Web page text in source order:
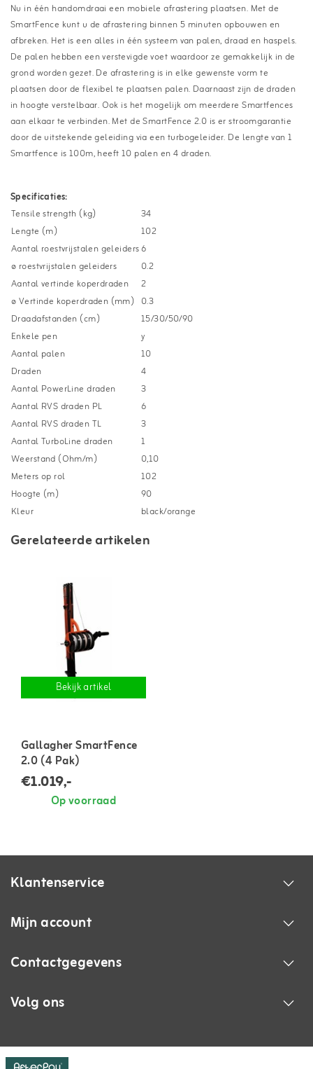
Nu in één handomdraai een mobiele afrastering plaatsen. Met de
SmartFence kunt u de afrastering binnen 5 minuten opbouwen en
afbreken. Het is een alles in één systeem van palen, draad en haspels.
De palen hebben een verstevigde voet waardoor ze gemakkelijk in de
grond worden gezet. De afrastering is in elke gewenste vorm te
plaatsen door de flexibel te plaatsen palen. Daarnaast zijn de draden
in hoogte verstelbaar. Ook is het mogelijk om meerdere Smartfences
aan elkaar te verbinden. Met de SmartFence 2.0 is er stroomgarantie
door de uitstekende geleiding via een turbogeleider. De lengte van 1
Smartfence is 100m, heeft 10 palen en 4 draden.
Specificaties:
Tensile strength (kg)
34
Lengte (m)
102
Aantal roestvrijstalen geleiders6
ø roestvrijstalen geleiders
0.2
Aantal vertinde koperdraden
2
ø Vertinde koperdraden (mm) 0.3
Draadafstanden (cm)
15/30/50/90
Enkele pen
y
Aantal palen
10
Draden
4
Aantal PowerLine draden
3
Aantal RVS draden PL
6
Aantal RVS draden TL
3
Aantal TurboLine draden
1
Weerstand (Ohm/m)
0,10
Meters op rol
102
Hoogte (m)
90
Kleur
black/orange
Gerelateerde artikelen
Bekijk artikel
Gallagher SmartFence
2.0 (4 Pak)
€1.019,-
Op voorraad
Klantenservice
Mijn account
Contactgegevens
Volg ons